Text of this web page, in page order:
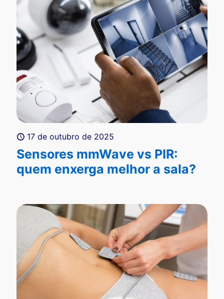
17 de outubro de 2025
Sensores mmWave vs PIR:
quem enxerga melhor a sala?